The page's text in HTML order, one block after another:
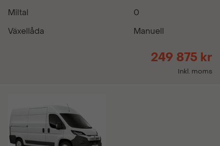
Miltal
0
Växellåda
Manuell
249 875 kr
Inkl. moms